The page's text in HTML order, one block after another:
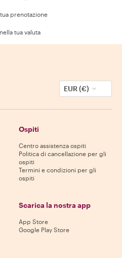
prenotazione
tua valuta
EUR (€)
Ospiti
Centro assistenza ospiti
Politica di cancellazione per gli
ospiti
Termini e condizioni per gli
ospiti
Scarica la nostra app
App Store
Google Play Store